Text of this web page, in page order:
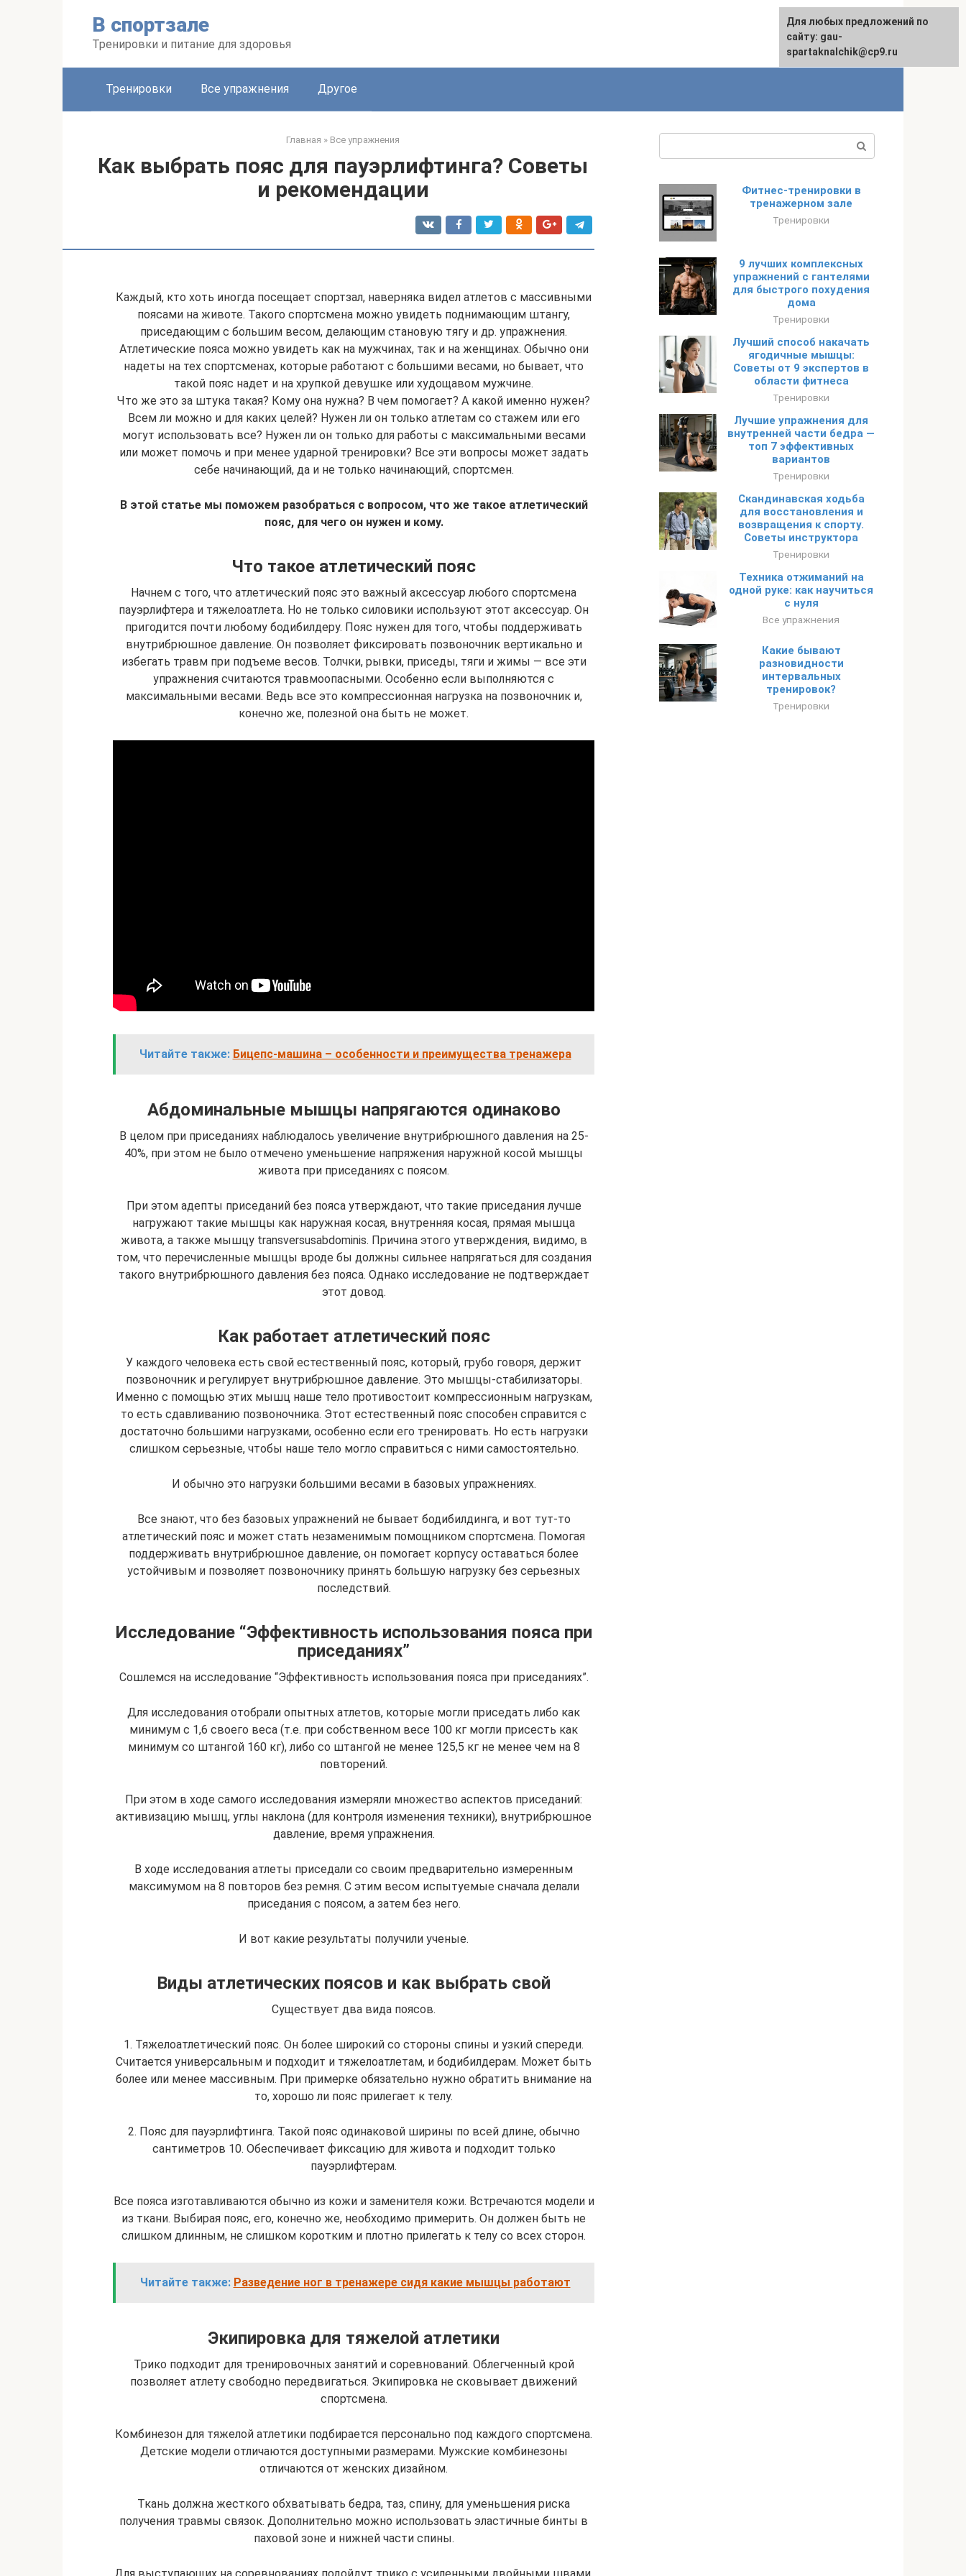
В спортзале
Тренировки и питание для здоровья
Тренировки Все упражнения Другое
Главная » Все упражнения
Как выбрать пояс для пауэрлифтинга? Советы
и рекомендации
Каждый, кто хоть иногда посещает спортзал, наверняка видел атлетов с массивными
поясами на животе. Такого спортсмена можно увидеть поднимающим штангу,
приседающим с большим весом, делающим становую тягу и др. упражнения.
Атлетические пояса можно увидеть как на мужчинах, так и на женщинах. Обычно они
надеты на тех спортсменах, которые работают с большими весами, но бывает, что
такой пояс надет и на хрупкой девушке или худощавом мужчине.
Что же это за штука такая? Кому она нужна? В чем помогает? А какой именно нужен?
Всем ли можно и для каких целей? Нужен ли он только атлетам со стажем или его
могут использовать все? Нужен ли он только для работы с максимальными весами
или может помочь и при менее ударной тренировки? Все эти вопросы может задать
себе начинающий, да и не только начинающий, спортсмен.
В этой статье мы поможем разобраться с вопросом, что же такое атлетический
пояс, для чего он нужен и кому.
Что такое атлетический пояс
Начнем с того, что атлетический пояс это важный аксессуар любого спортсмена
пауэрлифтера и тяжелоатлета. Но не только силовики используют этот аксессуар. Он
пригодится почти любому бодибилдеру. Пояс нужен для того, чтобы поддерживать
внутрибрюшное давление. Он позволяет фиксировать позвоночник вертикально и
избегать травм при подъеме весов. Толчки, рывки, приседы, тяги и жимы — все эти
упражнения считаются травмоопасными. Особенно если выполняются с
максимальными весами. Ведь все это компрессионная нагрузка на позвоночник и,
конечно же, полезной она быть не может.
Читайте также: Бицепс-машина – особенности и преимущества тренажера
Абдоминальные мышцы напрягаются одинаково
В целом при приседаниях наблюдалось увеличение внутрибрюшного давления на 25-
40%, при этом не было отмечено уменьшение напряжения наружной косой мышцы
живота при приседаниях с поясом.
При этом адепты приседаний без пояса утверждают, что такие приседания лучше
нагружают такие мышцы как наружная косая, внутренняя косая, прямая мышца
живота, а также мышцу transversusabdominis. Причина этого утверждения, видимо, в
том, что перечисленные мышцы вроде бы должны сильнее напрягаться для создания
такого внутрибрюшного давления без пояса. Однако исследование не подтверждает
этот довод.
Как работает атлетический пояс
У каждого человека есть свой естественный пояс, который, грубо говоря, держит
позвоночник и регулирует внутрибрюшное давление. Это мышцы-стабилизаторы.
Именно с помощью этих мышц наше тело противостоит компрессионным нагрузкам,
то есть сдавливанию позвоночника. Этот естественный пояс способен справится с
достаточно большими нагрузками, особенно если его тренировать. Но есть нагрузки
слишком серьезные, чтобы наше тело могло справиться с ними самостоятельно.
И обычно это нагрузки большими весами в базовых упражнениях.
Все знают, что без базовых упражнений не бывает бодибилдинга, и вот тут-то
атлетический пояс и может стать незаменимым помощником спортсмена. Помогая
поддерживать внутрибрюшное давление, он помогает корпусу оставаться более
устойчивым и позволяет позвоночнику принять большую нагрузку без серьезных
последствий.
Исследование “Эффективность использования пояса при
приседаниях”
Сошлемся на исследование “Эффективность использования пояса при приседаниях”.
Для исследования отобрали опытных атлетов, которые могли приседать либо как
минимум с 1,6 своего веса (т.е. при собственном весе 100 кг могли присесть как
минимум со штангой 160 кг), либо со штангой не менее 125,5 кг не менее чем на 8
повторений.
При этом в ходе самого исследования измеряли множество аспектов приседаний:
активизацию мышц, углы наклона (для контроля изменения техники), внутрибрюшное
давление, время упражнения.
В ходе исследования атлеты приседали со своим предварительно измеренным
максимумом на 8 повторов без ремня. С этим весом испытуемые сначала делали
приседания с поясом, а затем без него.
И вот какие результаты получили ученые.
Виды атлетических поясов и как выбрать свой
Существует два вида поясов.
1. Тяжелоатлетический пояс. Он более широкий со стороны спины и узкий спереди.
Считается универсальным и подходит и тяжелоатлетам, и бодибилдерам. Может быть
более или менее массивным. При примерке обязательно нужно обратить внимание на
то, хорошо ли пояс прилегает к телу.
2. Пояс для пауэрлифтинга. Такой пояс одинаковой ширины по всей длине, обычно
сантиметров 10. Обеспечивает фиксацию для живота и подходит только
пауэрлифтерам.
Все пояса изготавливаются обычно из кожи и заменителя кожи. Встречаются модели и
из ткани. Выбирая пояс, его, конечно же, необходимо примерить. Он должен быть не
слишком длинным, не слишком коротким и плотно прилегать к телу со всех сторон.
Читайте также: Разведение ног в тренажере сидя какие мышцы работают
Экипировка для тяжелой атлетики
Трико подходит для тренировочных занятий и соревнований. Облегченный крой
позволяет атлету свободно передвигаться. Экипировка не сковывает движений
спортсмена.
Комбинезон для тяжелой атлетики подбирается персонально под каждого спортсмена.
Детские модели отличаются доступными размерами. Мужские комбинезоны
отличаются от женских дизайном.
Ткань должна жесткого обхватывать бедра, таз, спину, для уменьшения риска
получения травмы связок. Дополнительно можно использовать эластичные бинты в
паховой зоне и нижней части спины.
Фитнес-тренировки в
тренажерном зале
Тренировки
9 лучших комплексных
упражнений с гантелями
для быстрого похудения
дома
Тренировки
Лучший способ накачать
ягодичные мышцы:
Советы от 9 экспертов в
области фитнеса
Тренировки
Лучшие упражнения для
внутренней части бедра —
топ 7 эффективных
вариантов
Тренировки
Скандинавская ходьба
для восстановления и
возвращения к спорту.
Советы инструктора
Тренировки
Техника отжиманий на
одной руке: как научиться
с нуля
Все упражнения
Какие бывают
разновидности
интервальных
тренировок?
Тренировки
Для любых предложений по
сайту: gau-
spartaknalchik@cp9.ru